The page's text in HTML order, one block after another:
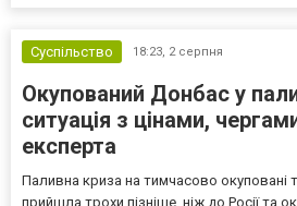
Суспільство 18:23, 2 серпня
Окупований Донбас у
ситуація з цінами,
експерта
Паливна криза на тимчасово окуповані
прийшла трохи пізніше, ніж до Росії та